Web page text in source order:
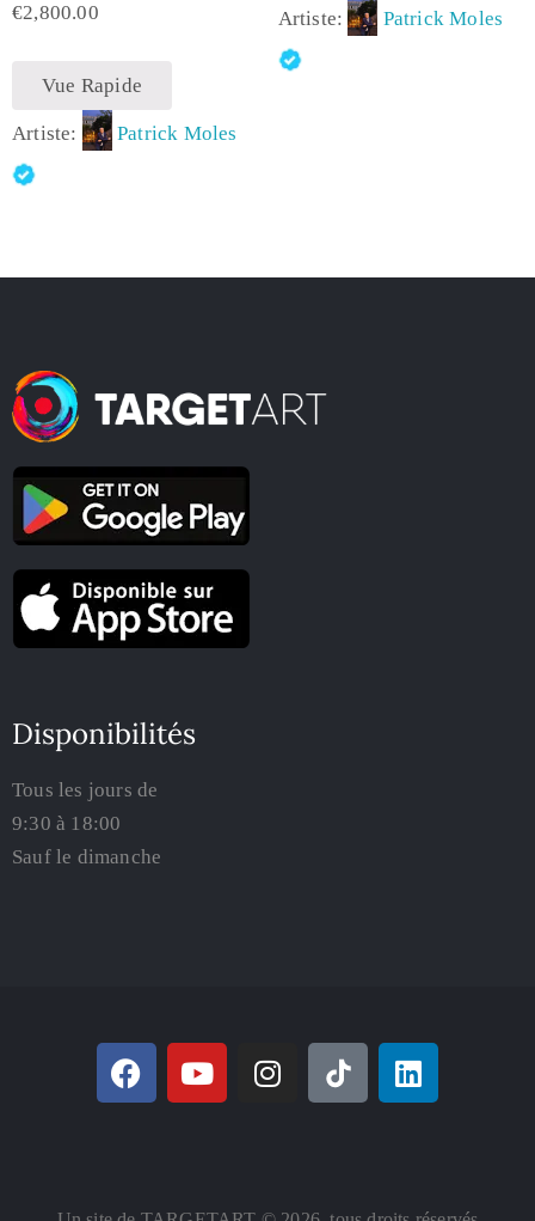
€2,800.00
Vue Rapide
Artiste: Patrick Moles
Artiste: Patrick Moles
Disponibilités
Tous les jours de
9:30 à 18:00
Sauf le dimanche